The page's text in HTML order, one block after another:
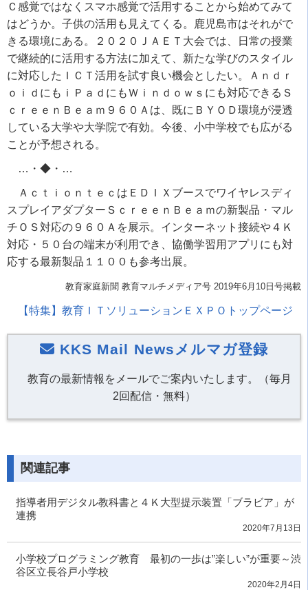
Ｃ感覚ではなくスマホ感覚で活用することから始めてみて
はどうか。子供の活用も見えてくる。鹿児島市はそれがで
きる環境にある。２０２０ＪＡＥＴ大会では、日常の授業
で継続的に活用する方法に加えて、新たな学びのスタイル
に対応したＩＣＴ活用を試す良い機会としたい。Ａｎｄｒ
ｏｉｄにもｉＰａｄにもＷｉｎｄｏｗｓにも対応できるＳ
ｃｒｅｅｎＢｅａｍ９６０Ａは、既にＢＹＯＤ環境が浸透
している大学や大学院で有効。今後、小中学校でも広がる
ことが予想される。
…・◆・…
ＡｃｔｉｏｎｔｅｃはＥＤＩＸブースでワイヤレスディ
スプレイアダプターＳｃｒｅｅｎＢｅａｍの新製品・マル
チＯＳ対応の９６０Ａを展示。インターネット接続や４Ｋ
対応・５０台の端末が利用でき、協働学習用アプリにも対
応する最新製品１１００も参考出展。
教育家庭新聞 教育マルチメディア号 2019年6月10日号掲載
【特集】教育ＩＴソリューションＥＸＰＯトップページ
KKS Mail Newsメルマガ登録
教育の最新情報をメールでご案内いたします。（毎月
2回配信・無料）
関連記事
指導者用デジタル教科書と４Ｋ大型提示装置「ブラビア」が
連携
2020年7月13日
小学校プログラミング教育 最初の一歩は”楽しい”が重要～渋
谷区立長谷戸小学校
2020年2月4日